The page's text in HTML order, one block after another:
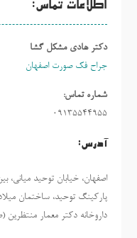
اطلاعات تماس:
دکتر هادی مشکل گشا
جراح فک صورت اصفهان
شماره تماس:
09135544955
آدرس:
اصفهان، خیابان توحید میانی،
داروخانه دکتر معمار منتظرین